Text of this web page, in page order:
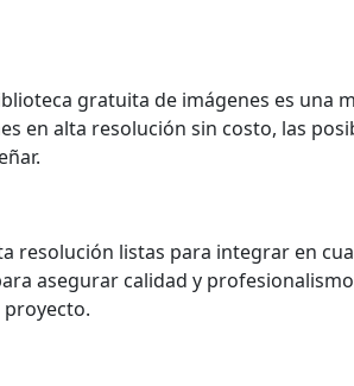
gratuita de imágenes es una
en alta resolución sin costo, las
resolución listas para integrar en
asegurar calidad y